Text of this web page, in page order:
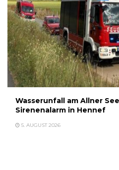
Wasserunfall am Allner
Sirenenalarm in Hennef
5. AUGUST 2026